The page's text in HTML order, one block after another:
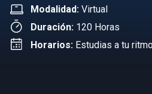
Modalidad: Virtual
Duración: 120 Horas
Horarios: Estudias a tu